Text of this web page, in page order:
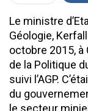
Le ministre
Géologie,
octobre 2015, à
de la Politique
suivi l’AGP.
du
le secteur